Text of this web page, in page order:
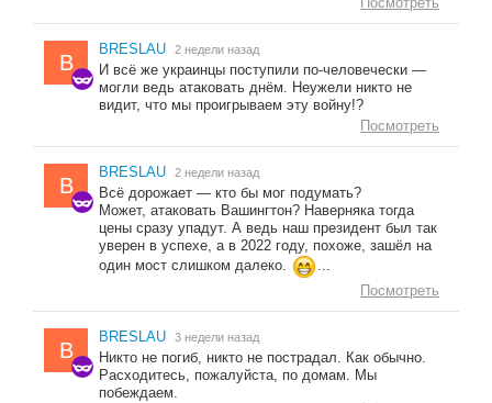
B
BRESLAU 2 недели назад
И всё же украинцы поступили по-человечески —
могли ведь атаковать днём. Неужели никто не
видит, что мы проигрываем эту войну!?
Посмотреть
B
BRESLAU 2 недели назад
Всё дорожает — кто бы мог подумать?
Может, атаковать Вашингтон? Наверняка тогда
цены сразу упадут. А ведь наш президент был так
уверен в успехе, а в 2022 году, похоже, зашёл на
один мост слишком далеко.
...
Посмотреть
B
BRESLAU 3 недели назад
Никто не погиб, никто не пострадал. Как обычно.
Расходитесь, пожалуйста, по домам. Мы
побеждаем.